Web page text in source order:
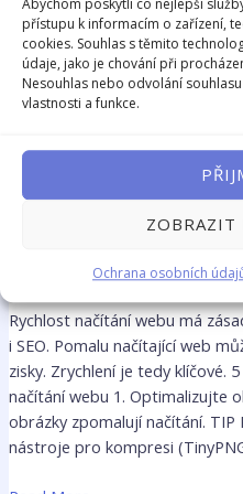
Abychom poskytli co nejlepší
přístupu k informacím o zařízení,
cookies. Souhlas s těmito
údaje, jako je chování při
Nesouhlas nebo odvolání
vlastnosti a funkce.
ZOBRAZIT
Ochrana osobních
Jak zrychlit
webu: 5
Rychlost načítání webu má
i SEO. Pomalu načítající web
zisky. Zrychlení je tedy klíčové.
načítání webu 1. Optimalizujte
obrázky zpomalují načítání.
nástroje pro kompresi